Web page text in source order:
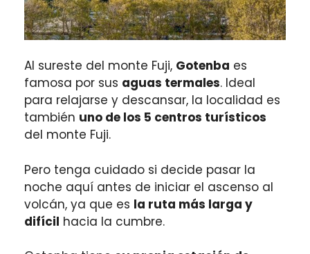
Al sureste del monte Fuji, Gotenba es
famosa por sus aguas termales. Ideal
para relajarse y descansar, la localidad es
también uno de los 5 centros turísticos
del monte Fuji.
Pero tenga cuidado si decide pasar la
noche aquí antes de iniciar el ascenso al
volcán, ya que es la ruta más larga y
difícil hacia la cumbre.